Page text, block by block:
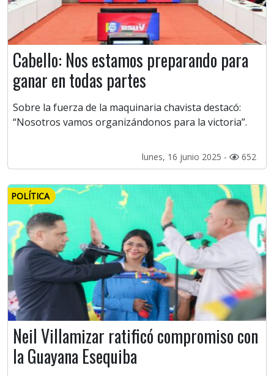
Cabello: Nos estamos preparando para
ganar en todas partes
Sobre la fuerza de la maquinaria chavista destacó:
“Nosotros vamos organizándonos para la victoria”.
lunes, 16 junio 2025 - 652
POLÍTICA
Neil Villamizar ratificó compromiso con
la Guayana Esequiba